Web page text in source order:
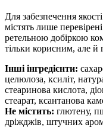
Для забезпечення
містять лише
ретельною добіркою
тільки корисним, але
Інші інгредієнти:
целюлоза, ксиліт,
стеаринова кислота,
стеарат, ксантанова
Не містить: глютену,
дріжджів, штучних